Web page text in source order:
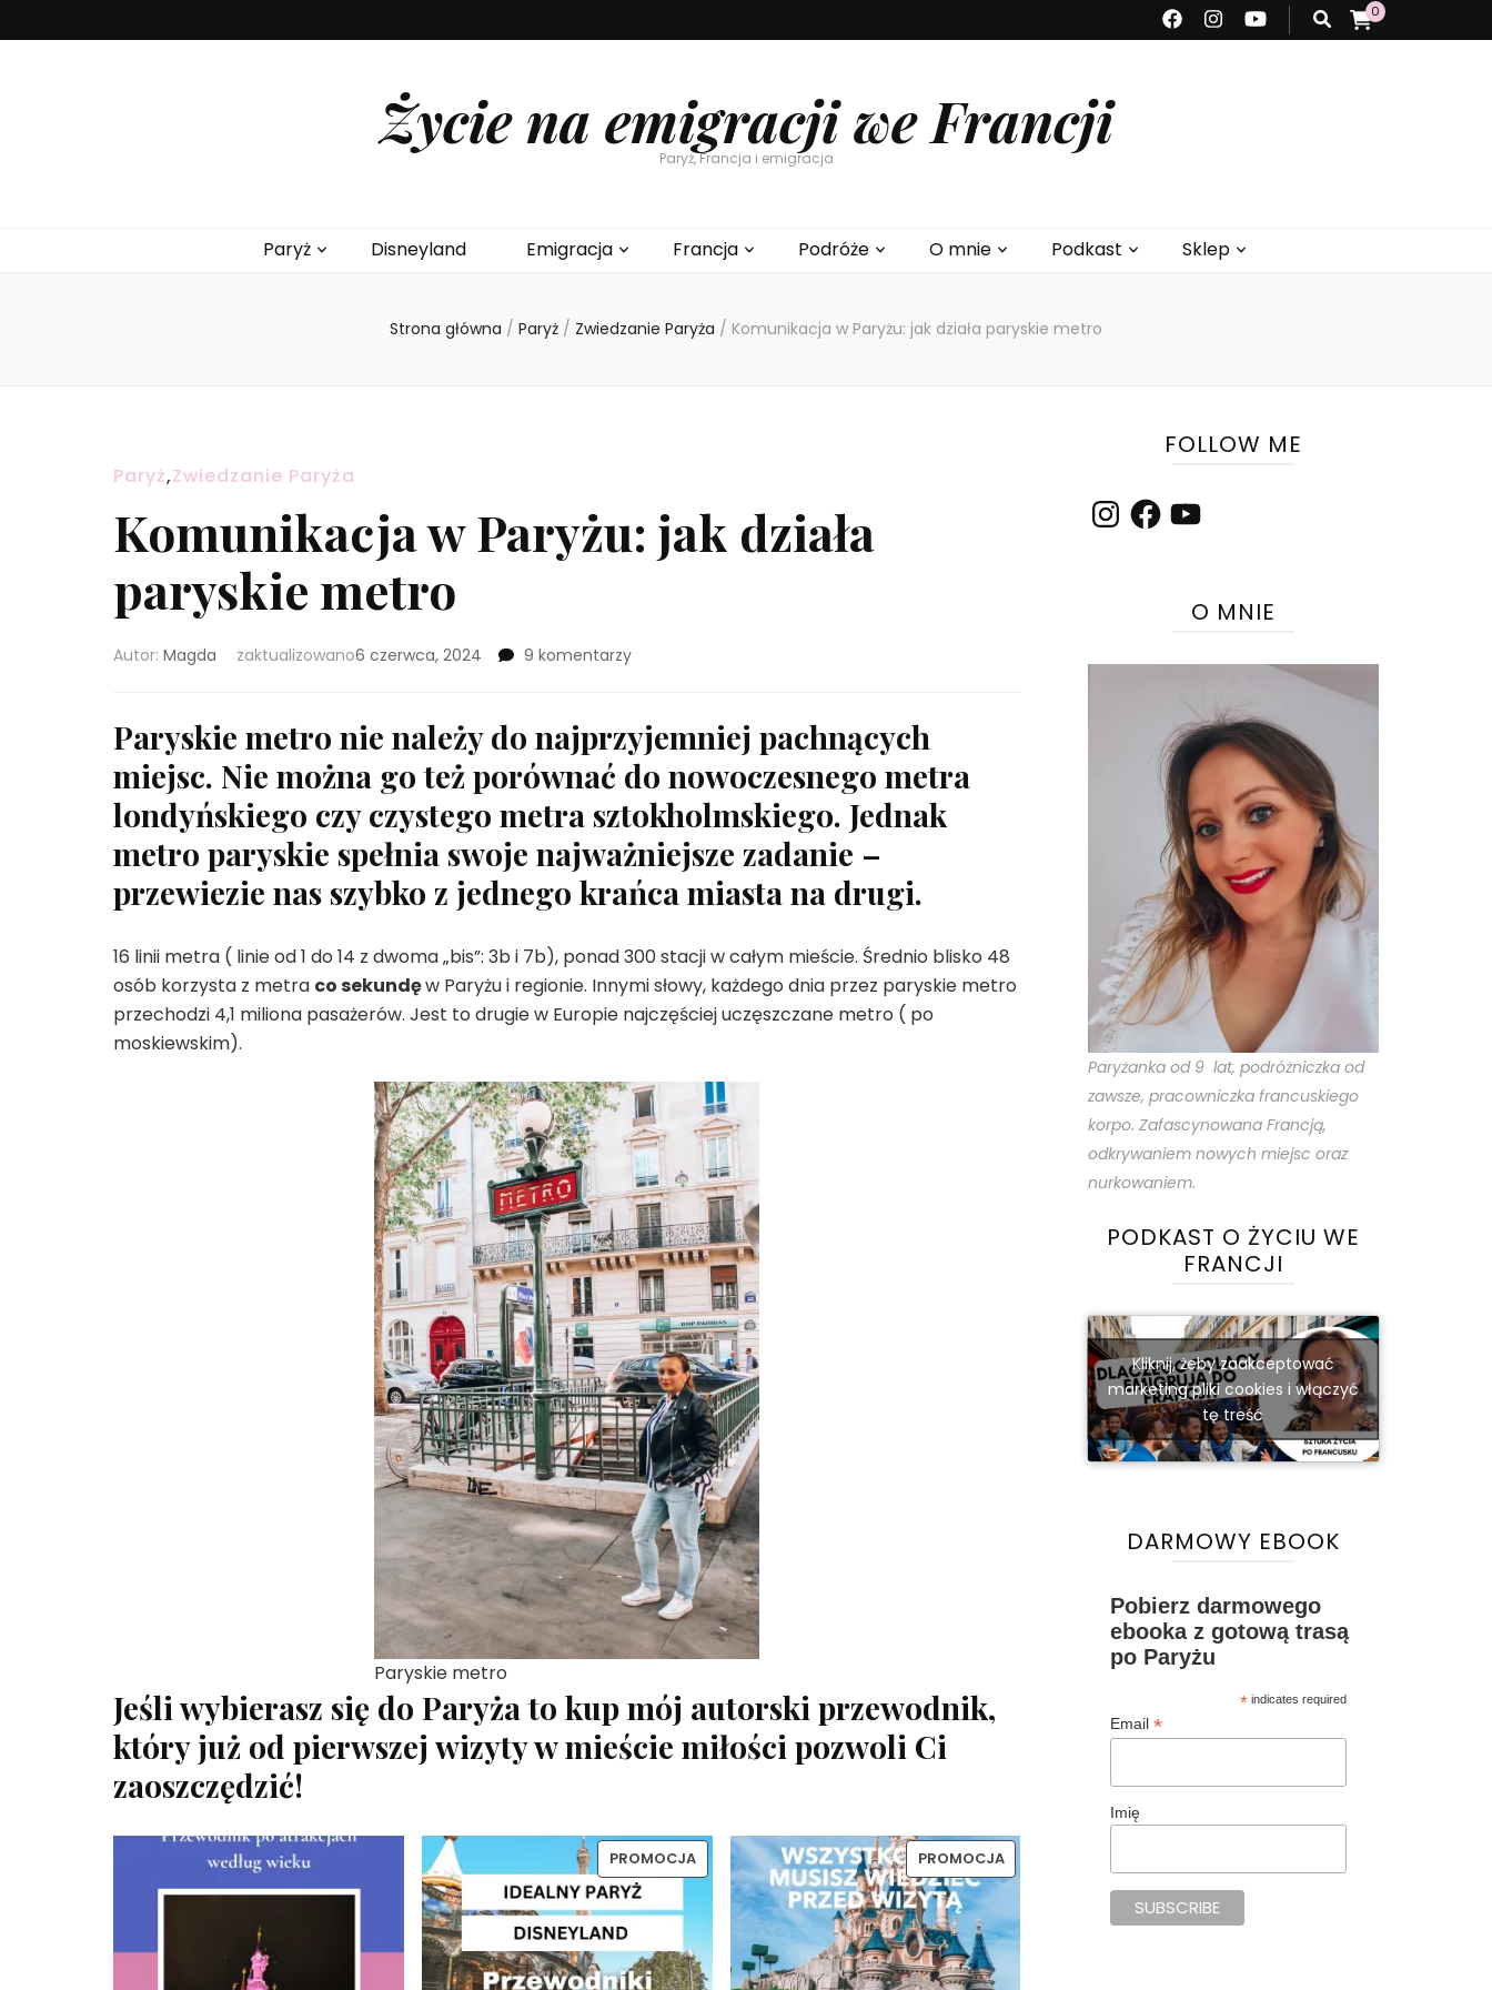
0
Życie na emigracji we Francji
Paryż, Francja i emigracja
Paryż Disneyland Emigracja Francja Podróże O mnie Podkast Sklep
Strona główna / Paryż / Zwiedzanie Paryża / Komunikacja w Paryżu: jak działa paryskie metro
Paryż,Zwiedzanie Paryża
Komunikacja w Paryżu: jak działa
paryskie metro
Autor: Magda zaktualizowano6 czerwca, 2024 9 komentarzydo
Paryżu:
jak
działa
paryskie
metro
Paryskie metro nie należy do najprzyjemniej pachnących
miejsc. Nie można go też porównać do nowoczesnego metra
londyńskiego czy czystego metra sztokholmskiego. Jednak
metro paryskie spełnia swoje najważniejsze zadanie –
przewiezie nas szybko z jednego krańca miasta na drugi.
16 linii metra ( linie od 1 do 14 z dwoma „bis”: 3b i 7b), ponad 300 stacji w całym mieście. Średnio blisko 48
osób korzysta z metra co sekundęw Paryżu i regionie. Innymi słowy, każdego dnia przez paryskie metro
przechodzi 4,1 miliona pasażerów. Jest to drugie w Europie najczęściej uczęszczane metro ( po
moskiewskim).
Paryskie metro
Jeśli wybierasz się do Paryża to kup mój autorski przewodnik,
który już od pierwszej wizyty w mieście miłości pozwoli Ci
zaoszczędzić!
PROMOCJAPRODUKT
PROMOCJI
PROMOCJAPRODUKT
W
PROMOCJI
FOLLOW ME
Instagram
FacebookYouTube
O MNIE
Paryżanka od 9 lat, podróżniczka od
zawsze, pracowniczka francuskiego
korpo. Zafascynowana Francją,
odkrywaniem nowych miejsc oraz
nurkowaniem.
PODKAST O ŻYCIU WE
FRANCJI
Kliknij, żeby zaakceptować
marketing pliki cookies i włączyć
tę treść
DARMOWY EBOOK
Pobierz darmowego
ebooka z gotową trasą
po Paryżu
* indicates required
Email *
Imię